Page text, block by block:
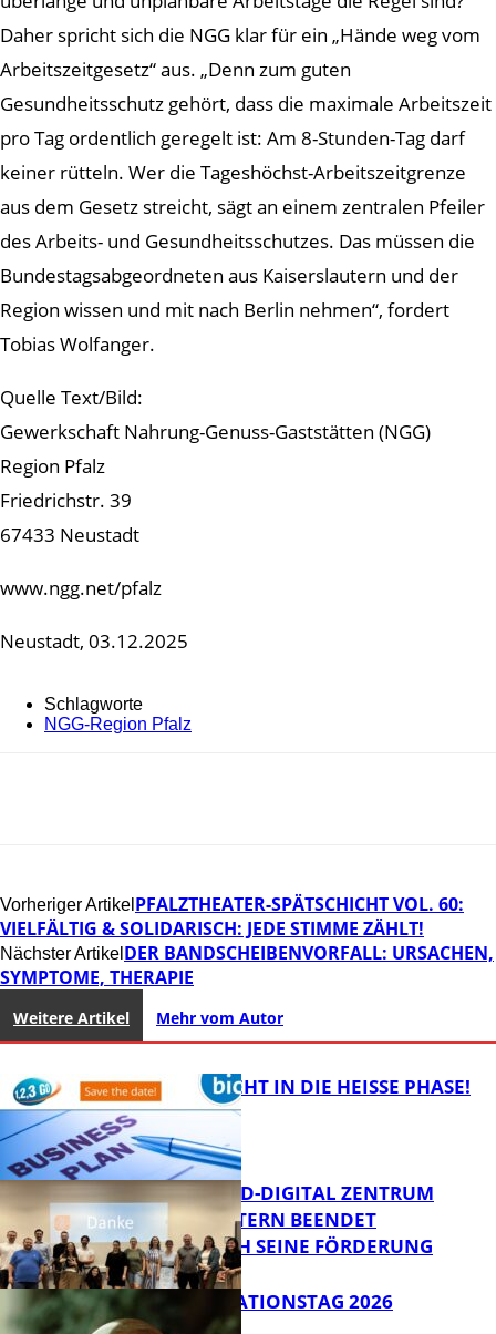
Daher spricht sich die NGG klar für ein „Hände weg vom
Arbeitszeitgesetz“ aus. „Denn zum guten
Gesundheitsschutz gehört, dass die maximale Arbeitszeit
pro Tag ordentlich geregelt ist: Am 8-Stunden-Tag darf
keiner rütteln. Wer die Tageshöchst-Arbeitszeitgrenze
aus dem Gesetz streicht, sägt an einem zentralen Pfeiler
des Arbeits- und Gesundheitsschutzes. Das müssen die
Bundestagsabgeordneten aus Kaiserslautern und der
Region wissen und mit nach Berlin nehmen“, fordert
Tobias Wolfanger.
Quelle Text/Bild:
Gewerkschaft Nahrung-Genuss-Gaststätten (NGG)
Region Pfalz
Friedrichstr. 39
67433 Neustadt
www.ngg.net/pfalz
Neustadt, 03.12.2025
Schlagworte
NGG-Region Pfalz
Vorheriger Artikel PFALZTHEATER-SPÄTSCHICHT VOL. 60:
VIELFÄLTIG & SOLIDARISCH: JEDE STIMME ZÄHLT!
Nächster Artikel DER BANDSCHEIBENVORFALL: URSACHEN,
SYMPTOME, THERAPIE
Weitere Artikel Mehr vom Autor
Bildung
1,2,3 GO® GEHT IN DIE HEISSE PHASE!
MITTELSTAND-DIGITAL ZENTRUM
KAISERSLAUTERN BEENDET
ERFOLGREICH SEINE FÖRDERUNG
SIAK-INNOVATIONSTAG 2026